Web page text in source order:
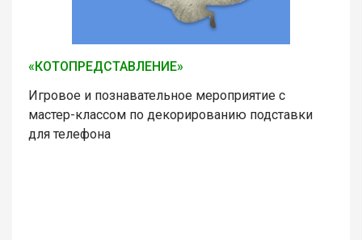
«КОТОПРЕДСТАВЛЕНИЕ»
Игровое и познавательное мероприятие с
мастер-классом по декорированию подставки
для телефона